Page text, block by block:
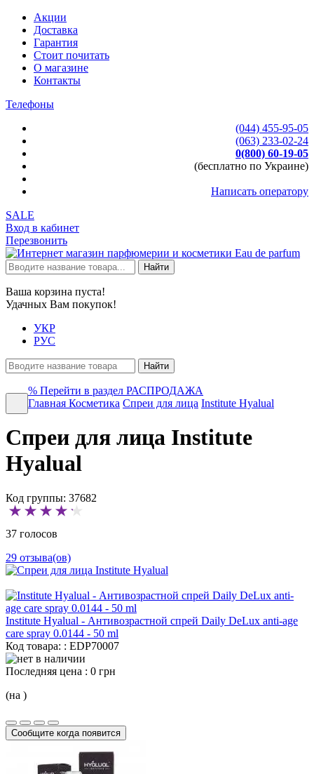
Акции
Доставка
Гарантия
Стоит почитать
О магазине
Контакты
Телефоны
(044) 455-95-05
(063) 233-02-24
0(800) 60-19-05
(бесплатно по Украине)
Написать оператору
SALE
Вход в кабинет
Перезвонить
Найти
Ваша корзина пуста!
Удачных Вам покупок!
УКР
РУС
Найти
% Перейти в раздел РАСПРОДАЖА
Главная Косметика Спреи для лица Institute Hyalual
Спреи для лица Institute
Hyalual
Код группы: 37682
37 голосов
29 отзыва(ов)
Institute Hyalual - Антивозрастной спрей Daily DeLux anti-age
care spray 0.0144 - 50 ml
Код товара: : EDP70007
Последняя цена : 0 грн
(на )
Сообщите когда появится